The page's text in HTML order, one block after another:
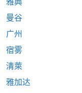
曼谷
广州
宿雾
清萊
雅加达